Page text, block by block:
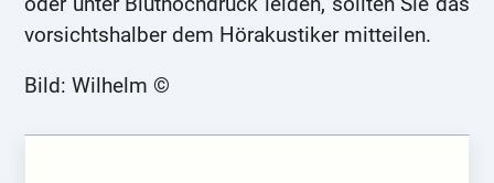
vorsichtshalber dem Hörakustiker mitteilen.
Bild: Wilhelm ©